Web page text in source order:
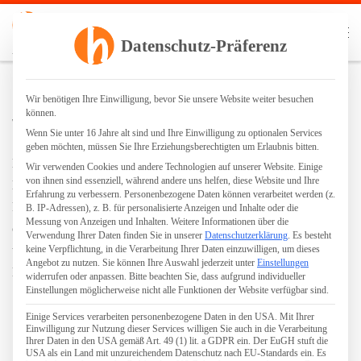
Parkettgrundreinigung | staubfreies Schleifen | Ölen | Lackieren
Search
Sockelleiste
von
Die Sockelleiste bildet den optischen Wandanschluss des
Bodenbelages. Technisch hat sie die Aufgabe, die
Randfuge (Dehnungsfuge) des Parketts zu verdecken. Die
optischen Gestaltungsmöglichkeiten sind schier
unendlich, ebenso sind Sockelleisten in verschiedensten
Materialen und Maßen verfügbar. In Altbauten sind
Sockelleisten als Berliner oder Hamburger Profil populär.
Datenschutz-Präferenz
Wir benötigen Ihre Einwilligung, bevor Sie unsere Website weiter besuchen
können.
Wenn Sie unter 16 Jahre alt sind und Ihre Einwilligung zu optionalen Services
geben möchten, müssen Sie Ihre Erziehungsberechtigten um Erlaubnis bitten.
Wir verwenden Cookies und andere Technologien auf unserer Website. Einige
von ihnen sind essenziell, während andere uns helfen, diese Website und Ihre
Erfahrung zu verbessern. Personenbezogene Daten können verarbeitet werden (z.
B. IP-Adressen), z. B. für personalisierte Anzeigen und Inhalte oder die
Messung von Anzeigen und Inhalten. Weitere Informationen über die
Verwendung Ihrer Daten finden Sie in unserer Datenschutzerklärung. Es besteht
keine Verpflichtung, in die Verarbeitung Ihrer Daten einzuwilligen, um dieses
Angebot zu nutzen. Sie können Ihre Auswahl jederzeit unter Einstellungen
widerrufen oder anpassen. Bitte beachten Sie, dass aufgrund individueller
Einstellungen möglicherweise nicht alle Funktionen der Website verfügbar sind.
Einige Services verarbeiten personenbezogene Daten in den USA. Mit Ihrer
Einwilligung zur Nutzung dieser Services willigen Sie auch in die Verarbeitung
Ihrer Daten in den USA gemäß Art. 49 (1) lit. a GDPR ein. Der EuGH stuft die
USA als ein Land mit unzureichendem Datenschutz nach EU-Standards ein. Es